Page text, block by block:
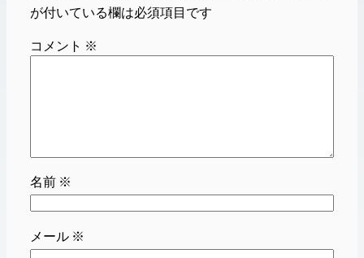
が付いている欄は必須項目です
コメント ※
名前 ※
メール ※